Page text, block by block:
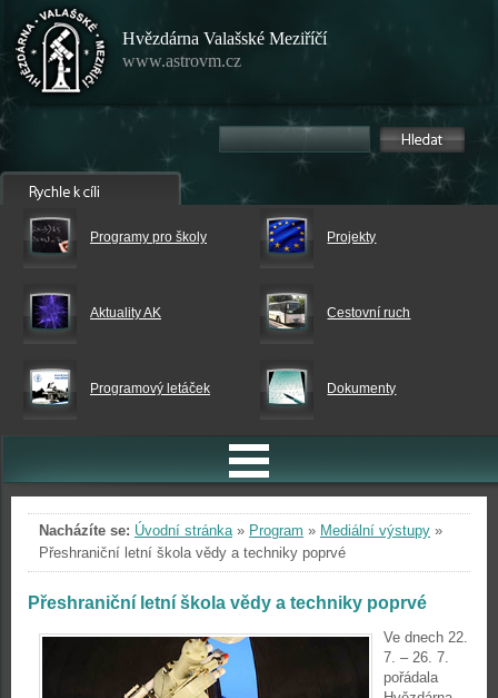
Hvězdárna Valašské Meziříčí
www.astrovm.cz
Programy pro školy Projekty
Aktuality AK Cestovní ruch
Programový letáček Dokumenty
Nacházíte se: Úvodní stránka» Program » Mediální výstupy »
Přeshraniční letní škola vědy a techniky poprvé
Přeshraniční letní škola vědy a techniky poprvé
Ve dnech 22.
7. – 26. 7.
pořádala